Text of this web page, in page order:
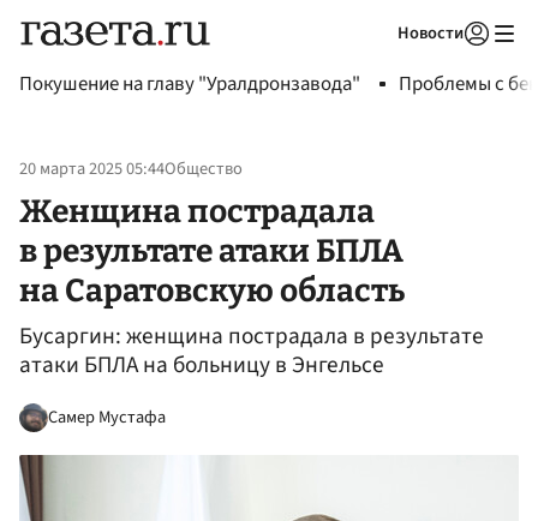
Новости
Покушение на главу "Уралдронзавода" Проблемы с
20 марта 2025 05:44Общество
Женщина пострадала
в результате атаки БПЛА
на Саратовскую область
Бусаргин: женщина пострадала в результате
атаки БПЛА на больницу в Энгельсе
Самер Мустафа